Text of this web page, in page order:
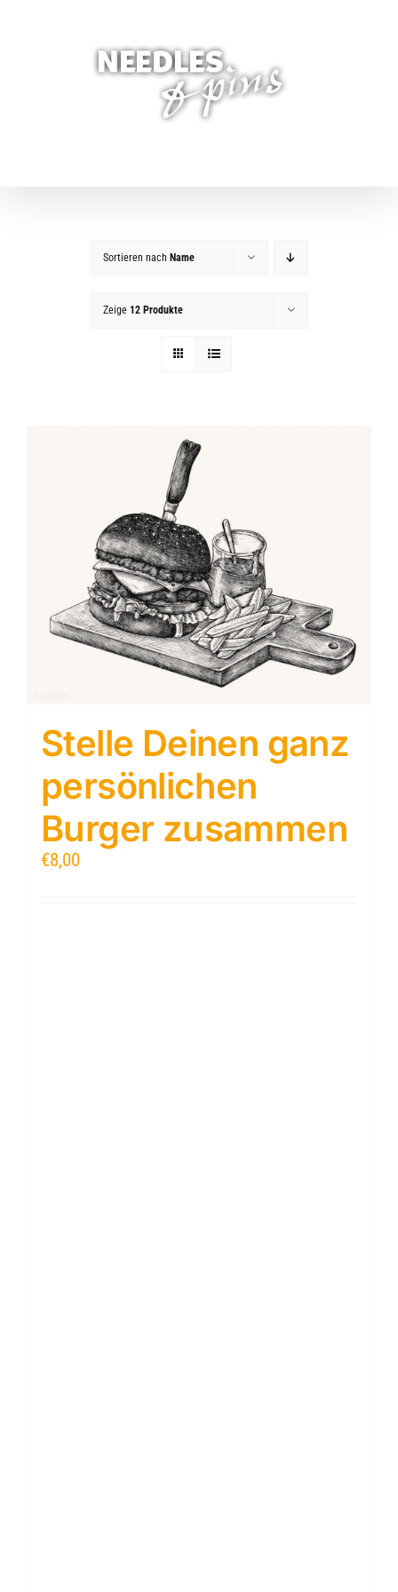
Sortieren nach Name
Zeige 12 Produkte
Stelle Deinen ganz
persönlichen
Burger zusammen
€8,00